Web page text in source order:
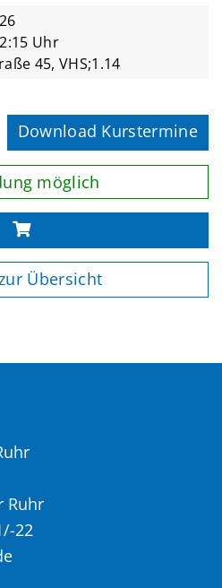
Uhr
45, VHS;1.14
Download Kurstermine
möglich
Übersicht
Ruhr
22